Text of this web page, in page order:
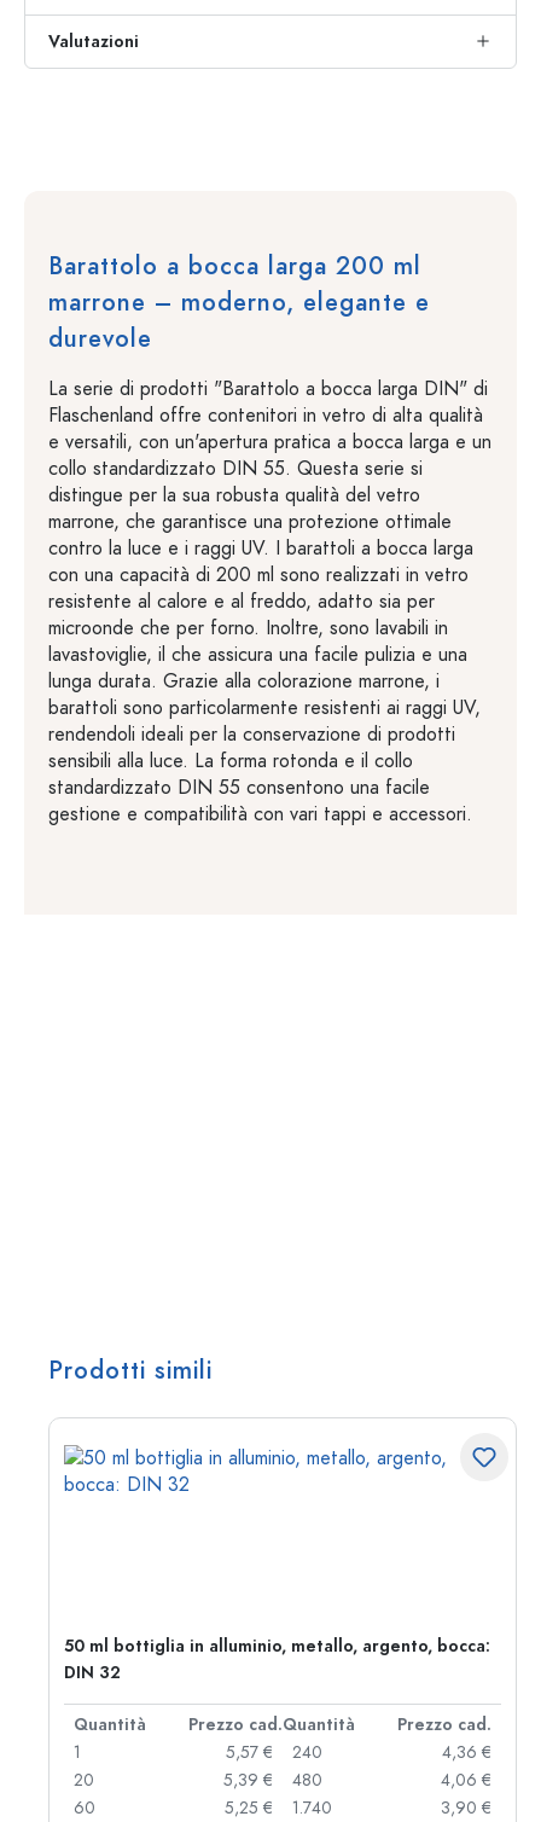
Valutazioni
Barattolo a bocca larga 200 ml
marrone – moderno, elegante e
durevole
La serie di prodotti "Barattolo a bocca larga DIN" di
Flaschenland offre contenitori in vetro di alta qualità
e versatili, con un'apertura pratica a bocca larga e un
collo standardizzato DIN 55. Questa serie si
distingue per la sua robusta qualità del vetro
marrone, che garantisce una protezione ottimale
contro la luce e i raggi UV. I barattoli a bocca larga
con una capacità di 200 ml sono realizzati in vetro
resistente al calore e al freddo, adatto sia per
microonde che per forno. Inoltre, sono lavabili in
lavastoviglie, il che assicura una facile pulizia e una
lunga durata. Grazie alla colorazione marrone, i
barattoli sono particolarmente resistenti ai raggi UV,
rendendoli ideali per la conservazione di prodotti
sensibili alla luce. La forma rotonda e il collo
standardizzato DIN 55 consentono una facile
gestione e compatibilità con vari tappi e accessori.
Prodotti simili
50 ml bottiglia in alluminio, metallo, argento, bocca:
DIN 32
Quantità Prezzo cad.Quantità
Prezzo cad.
1
5,57 €
20
5,39 €
60
5,25 €
240
4,36 €
480
4,06 €
1.740
3,90 €